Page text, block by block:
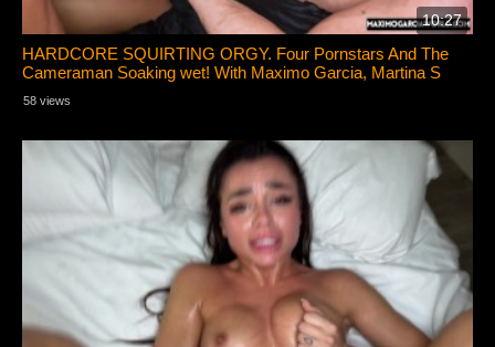
10:27
HARDCORE SQUIRTING ORGY. Four Pornstars And The
Cameraman Soaking wet! With Maximo Garcia, Martina S
58 views